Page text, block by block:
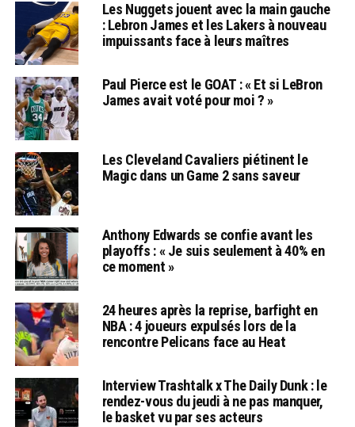
Les Nuggets jouent avec la main gauche
: Lebron James et les Lakers à nouveau
impuissants face à leurs maîtres
Paul Pierce est le GOAT : « Et si LeBron
James avait voté pour moi ? »
Les Cleveland Cavaliers piétinent le
Magic dans un Game 2 sans saveur
Anthony Edwards se confie avant les
playoffs : « Je suis seulement à 40% en
ce moment »
24 heures après la reprise, barfight en
NBA : 4 joueurs expulsés lors de la
rencontre Pelicans face au Heat
Interview Trashtalk x The Daily Dunk : le
rendez-vous du jeudi à ne pas manquer,
le basket vu par ses acteurs